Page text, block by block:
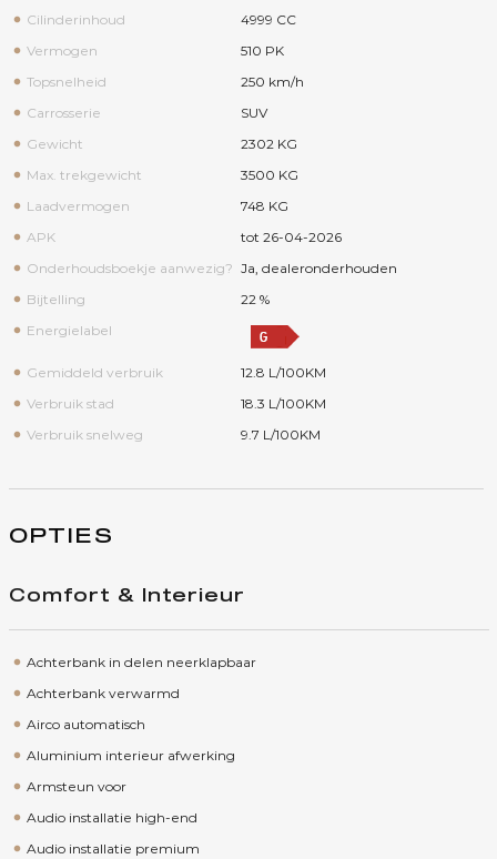
Cilinderinhoud
4999 CC
Vermogen
510 PK
Topsnelheid
250 km/h
Carrosserie
SUV
Gewicht
2302 KG
Max. trekgewicht
3500 KG
Laadvermogen
748 KG
APK
tot 26-04-2026
Onderhoudsboekje aanwezig? Ja, dealeronderhouden
Bijtelling
22 %
Energielabel
Gemiddeld verbruik
12.8 L/100KM
Verbruik stad
18.3 L/100KM
Verbruik snelweg
9.7 L/100KM
OPTIES
Comfort & Interieur
Achterbank in delen neerklapbaar
Achterbank verwarmd
Airco automatisch
Aluminium interieur afwerking
Armsteun voor
Audio installatie high-end
Audio installatie premium